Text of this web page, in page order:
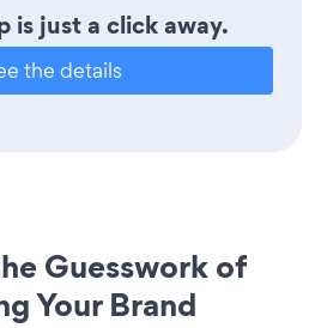
is just a click away.
the details
Guesswork of
Your Brand